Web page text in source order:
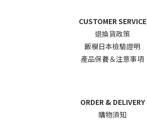
CUSTOMER SERVICE
退換貨政策
飯模日本檢驗證明
產品保養＆注意事項
ORDER & DELIVERY
購物須知